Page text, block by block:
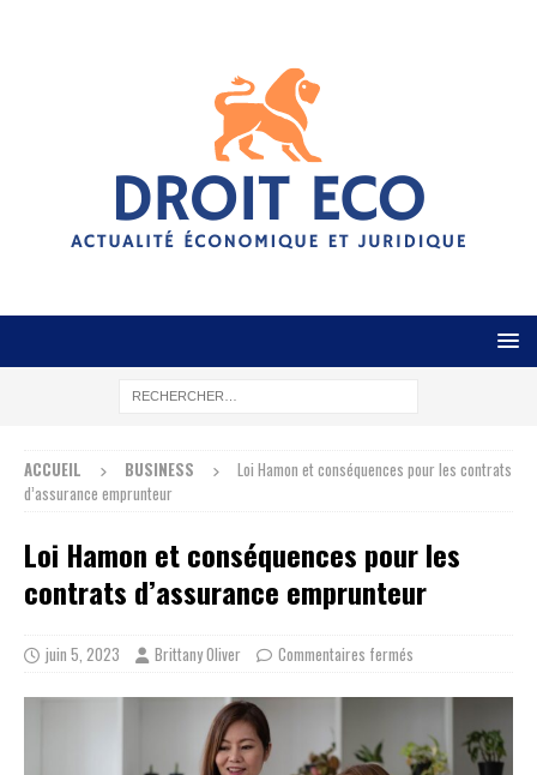
ACCUEIL BUSINESS
Loi Hamon et conséquences pour les contrats
d’assurance emprunteur
Loi Hamon et conséquences pour les
contrats d’assurance emprunteur
juin 5, 2023 Brittany Oliver Commentaires fermés